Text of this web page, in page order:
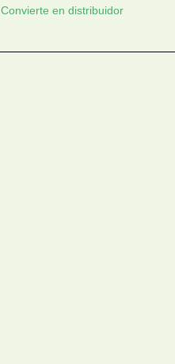
Convierte en distribuidor